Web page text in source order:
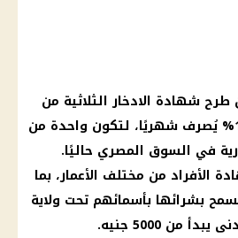
شهادة الادخار الثلاثية من
ميدبنك بعائد ثابت 19.5% يُصرف شهريًا، لتكون واحدة من
في السوق المصري حاليًا.
من مختلف الأعمار، بما
بشرائها بأسمائهم تحت ولاية
من 5000 جنيه.